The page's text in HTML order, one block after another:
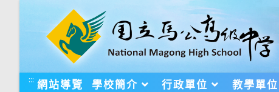
::: 網站導覽 學校簡介 行政單位 教學單位